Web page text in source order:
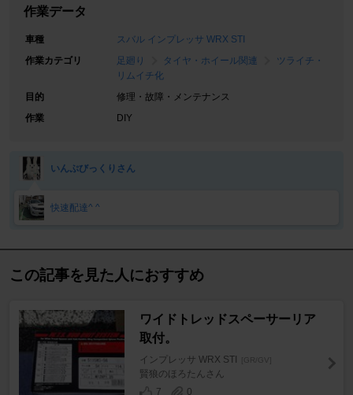
作業データ
車種
スバル インプレッサ WRX STI
作業カテゴリ
足廻り タイヤ・ホイール関連
ツライチ・
リムイチ化
目的
修理・故障・メンテナンス
作業
DIY
いんぷびっくりさん
快速配達^ ^
この記事を見た人におすすめ
ワイドトレッドスペーサーリア
取付。
インプレッサ WRX STI [GR/GV]
賢狼のほろたんさん
7
0